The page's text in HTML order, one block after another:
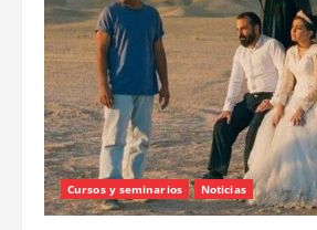
Cursos y seminarios Noticias